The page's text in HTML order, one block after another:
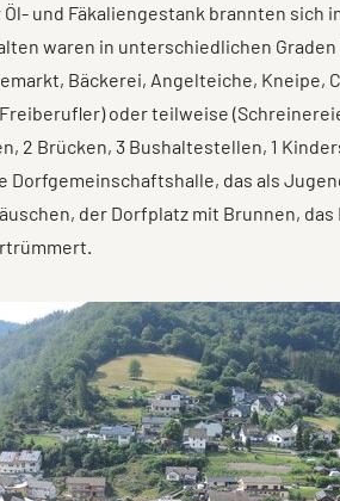
und Fäkaliengestank brannten sich
waren in unterschiedlichen
Bäckerei, Angelteiche, Kneipe,
oder teilweise
2 Brücken, 3 Bushaltestellen, 1
Dorfgemeinschaftshalle, das als
der Dorfplatz mit Brunnen,